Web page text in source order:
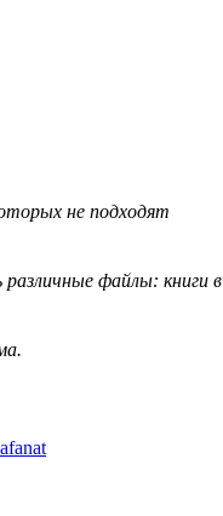
не подходят
файлы: книги в